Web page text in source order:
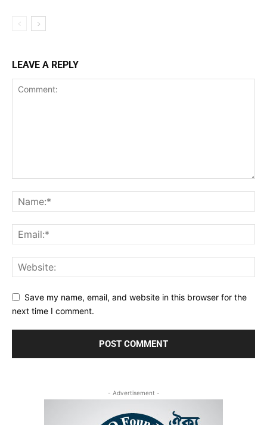
LEAVE A REPLY
Save my name, email, and website in this browser for the
next time I comment.
- Advertisement -